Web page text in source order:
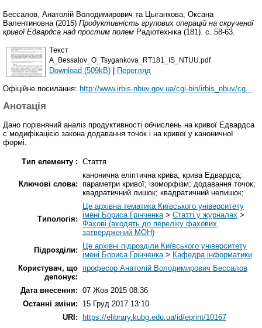
Бессалов, Анатолій Володимирович та
Цыганкова, Оксана
Валентиновна (2015) Продуктивність групових операцій на скрученої
кривої Едвардса над простим полем Радіотехніка (181). с. 58-63.
Текст
A_Bessalov_O_Tsygankova_RT181_IS_NTUU.pdf
Download (509kB) | Перегляд
Офіційне посилання: http://www.irbis-nbuv.gov.ua/cgi-bin/irbis_nbuv/cg...
Анотація
Данo порівняний аналіз продуктивності обчислень на кривої Едвардса
с модифікацією закона додавання точок і на кривої у каноничної
формі.
Тип елементу : Стаття
Ключові слова:
канонична еліптична крива; крива Едвардса;
параметри кривої; ізоморфізм; додавання точок;
квадратичний лишок; квадратичний нелишок;
Типологія:
Це архівна тематика Київського університету
імені Бориса Грінченка> Статті у журналах >
Фахові (входять до переліку фахових,
затверджений МОН)
Підрозділи:
Це архівні підрозділи Київського університету
імені Бориса Грінченка> Кафедра інформатики
Користувач, що
депонує:
професор Анатолій Володимирович Бессалов
Дата внесення: 07 Жов 2015 08:36
Останні зміни:
15 Груд 2017 13:10
URI:
https://elibrary.kubg.edu.ua/id/eprint/10167